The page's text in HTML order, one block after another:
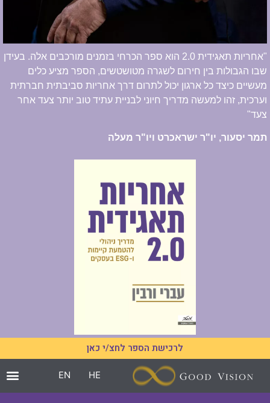
"אחריות תאגידית 2.0 הוא ספר הכרחי בזמנים מורכבים אלה. בעידן
שבו הגבולות בין חירום לשגרה מטושטשים, הספר מציע כלים
מעשיים כיצד כל ארגון יכול לתרום דרך אחריות סביבתית חברתית
וערכית, זהו למעשה מדריך חיוני לבניית עתיד טוב יותר צעד אחר
צעד"
תמר יסעור, יו"ר ישראכרט ויו"ר מעלה
לרכישת הספר לחצ/י כאן
HE
EN